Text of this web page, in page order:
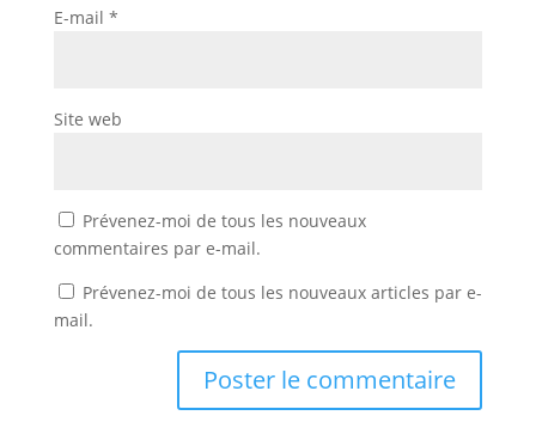
E-mail *
Site web
Prévenez-moi de tous les nouveaux
commentaires par e-mail.
Prévenez-moi de tous les nouveaux articles par e-
mail.